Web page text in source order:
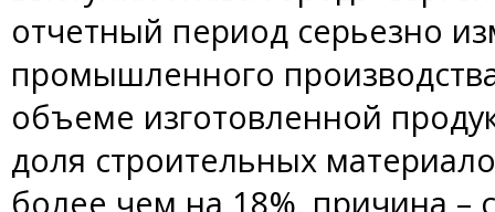
отчетный период серьезно
промышленного
объеме изготовленной
доля строительных
более чем на 18%, причина –